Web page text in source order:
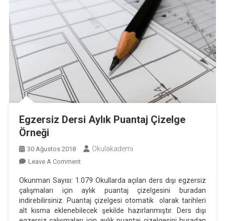
Egzersiz Dersi Aylık Puantaj Çizelge
Örneği
30 Ağustos 2018 Okulakademi
Leave A CommentOn
Dersi
Aylık
Puantaj
Çizelge
Okunman Sayısı: 1.079 Okullarda açılan ders dışı egzersiz
çalışmaları için aylık puantaj çizelgesini buradan
indirebilirsiniz. Puantaj çizelgesi otomatik olarak tarihleri
alt kısma eklenebilecek şekilde hazırlanmıştır. Ders dışı